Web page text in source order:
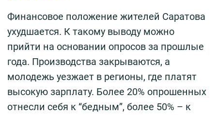
Финансовое положение жителей Саратова
ухудшается. К такому выводу можно
прийти на основании опросов за прошлые
года. Производства закрываются, а
молодежь уезжает в регионы, где платят
высокую зарплату. Более 20% опрошенных
отнесли себя к “бедным”, более 50% – к